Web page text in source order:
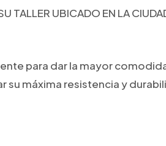
TALLER UBICADO EN LA
para dar la mayor
su máxima resistencia y